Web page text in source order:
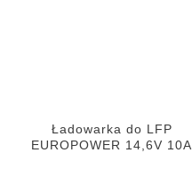
Ładowarka do LFP
EUROPOWER 14,6V 10A